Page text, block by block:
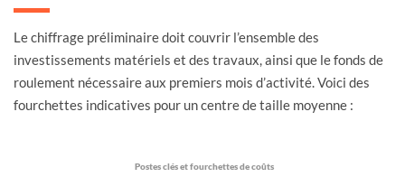
Le chiffrage préliminaire doit couvrir l’ensemble des
investissements matériels et des travaux, ainsi que le fonds de
roulement nécessaire aux premiers mois d’activité. Voici des
fourchettes indicatives pour un centre de taille moyenne :
Postes clés et fourchettes de coûts